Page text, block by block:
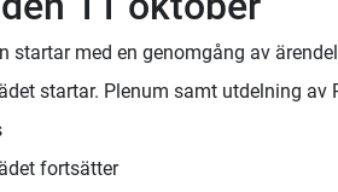
startar med en genomgång av
startar. Plenum samt utdelning av
fortsätter